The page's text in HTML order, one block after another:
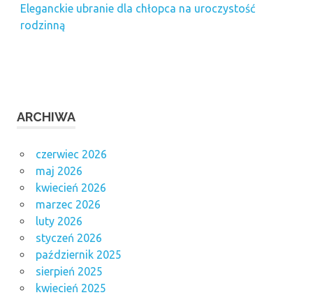
Eleganckie ubranie dla chłopca na uroczystość
rodzinną
ARCHIWA
czerwiec 2026
maj 2026
kwiecień 2026
marzec 2026
luty 2026
styczeń 2026
październik 2025
sierpień 2025
kwiecień 2025